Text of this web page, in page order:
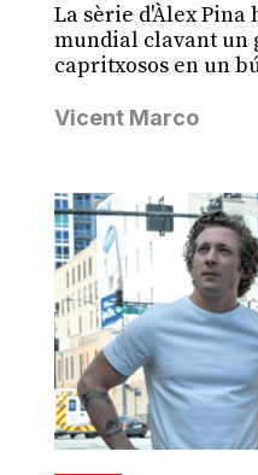
La sèrie d'Àlex Pina
mundial clavant un
capritxosos en un
Vicent Marco